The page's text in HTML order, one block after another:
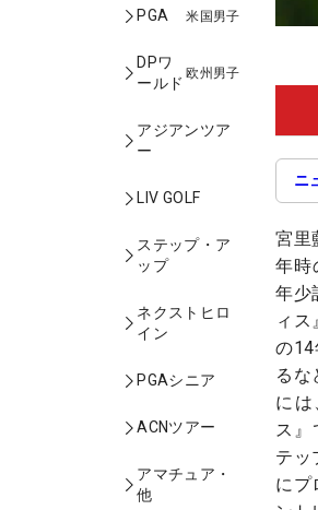
PGA 米国男子
DPワ
ールド
欧州男子
アジアンツア
ー
LIV GOLF
ステップ・ア
ップ
ネクストヒロ
イン
PGAシニア
ACNツアー
アマチュア・
他
ニ
宮里
年時
年少
ィ
の
るな
に
ス
テッ
にプ